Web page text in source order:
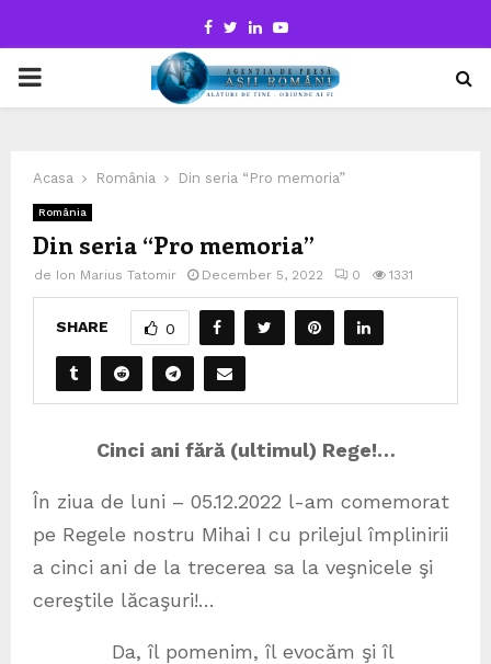
Facebook
TwitterLinkedinYoutube
PRIMARY
Acasa România Din seria “Pro memoria”
România
Din seria “Pro memoria”
de Ion Marius Tatomir December 5, 2022 0 1331
SHARE 0
Cinci ani fără (ultimul) Rege!…
În ziua de luni – 05.12.2022 l-am comemorat
pe Regele nostru Mihai I cu prilejul împlinirii
a cinci ani de la trecerea sa la veşnicele şi
cereştile lăcaşuri!…
Da, îl pomenim, îl evocăm şi îl